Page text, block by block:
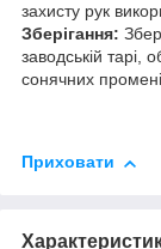
захисту рук
Зберігання:
заводській тарі,
сонячних
Приховати